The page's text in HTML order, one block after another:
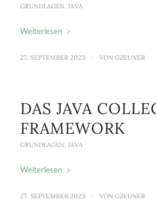
GRUNDLAGEN, JAVA
Weiterlesen
27. SEPTEMBER 2023 / VON GZEUNER
DAS JAVA
FRAMEWORK
GRUNDLAGEN, JAVA
Weiterlesen
27. SEPTEMBER 2023 / VON GZEUNER